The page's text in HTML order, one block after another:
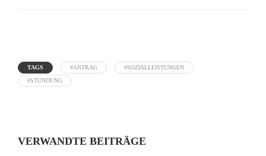
TAGS #ANTRAG
#SOZIALLEISTUNGEN
#STUNDUNG
VERWANDTE BEITRÄGE